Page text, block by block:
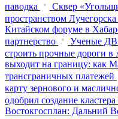
паводка
Сквер
пространством
Китайском форуме в
партнерство
Ученые
строить прочные дороги в
выходит на границу: как
трансграничных платежей
карту зернового и
одобрил создание
Востокгосплан: Дальний